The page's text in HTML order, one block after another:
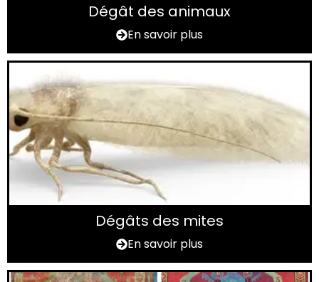
Dégât des animaux
En savoir plus
Dégâts des mites
En savoir plus